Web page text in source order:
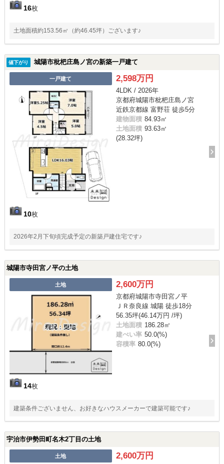
16枚
土地面積約153.56㎡（約46.45坪）ございます♪
値下がり 城陽市枇杷庄島ノ宮の新築一戸建て
一戸建て
10枚
2,598万円
4LDK / 2026年
京都府城陽市枇杷庄島ノ宮
近鉄京都線 富野荘 徒歩5分
建物面積 84.93㎡
土地面積 93.63㎡
(28.32坪)
2026年2月下旬頃完成予定の新築戸建住宅です♪
城陽市寺田宮ノ平の土地
土地
14枚
2,600万円
京都府城陽市寺田宮ノ平
ＪＲ奈良線 城陽 徒歩18分
56.35坪(46.14万円 /坪)
土地面積 186.28㎡
建ぺい率 50.0(%)
容積率 80.0(%)
建築条件ございません、お好きなハウスメーカーで建築可能です♪
宇治市伊勢田町名木2丁目の土地
土地 2,600万円